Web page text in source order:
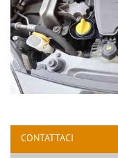
CONTATTACI